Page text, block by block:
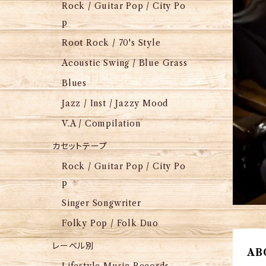
Rock / Guitar Pop / City Po
p
Root Rock / 70's Style
Acoustic Swing / Blue Grass
Blues
Jazz / Inst / Jazzy Mood
V.A / Compilation
カセットテープ
Rock / Guitar Pop / City Po
p
Singer Songwriter
Folky Pop / Folk Duo
レーベル別